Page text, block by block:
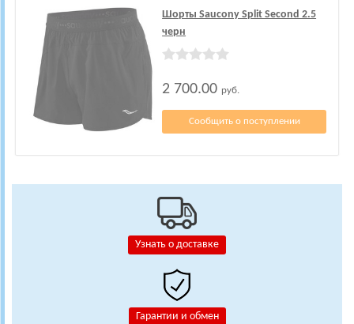
Узнать о доставке
Гарантии и обмен
Шорты Saucony Split Second 2.5
черн
2 700.00 руб.
Сообщить о поступлении